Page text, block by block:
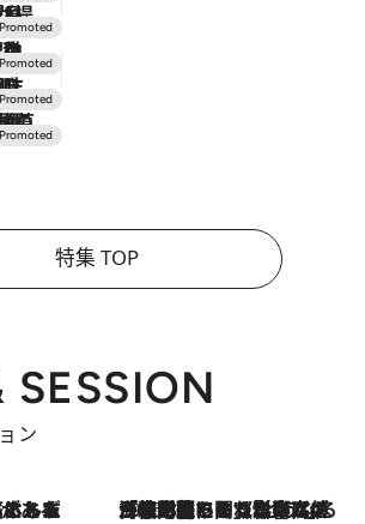
郷土の味
特集 TOP
SESSION
ン
2026.8.3
「住宅建てられない…」「サーチャージ料の高値が続いている」ホルムズ海峡封鎖による影響はいつまで続く？《エネルギー専門家に聞く“どうなる日本の暮らし”》